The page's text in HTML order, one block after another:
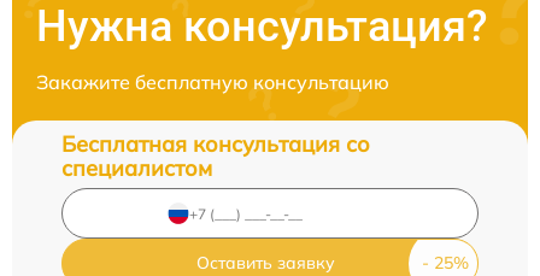
Нужна консультация?
Закажите бесплатную консультацию
Бесплатная консультация со
специалистом
Оставить заявку